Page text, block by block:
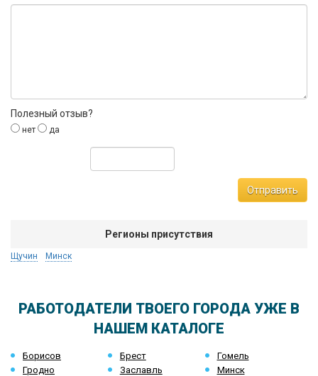
Полезный отзыв?
нет да
Отправить
Регионы присутствия
Щучин Минск
РАБОТОДАТЕЛИ ТВОЕГО ГОРОДА УЖЕ В
НАШЕМ КАТАЛОГЕ
Борисов Брест
Гомель
Гродно
Заславль
Минск